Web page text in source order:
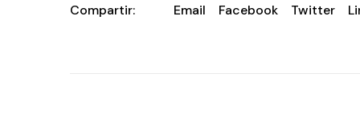
Compartir: Email Facebook Twitter